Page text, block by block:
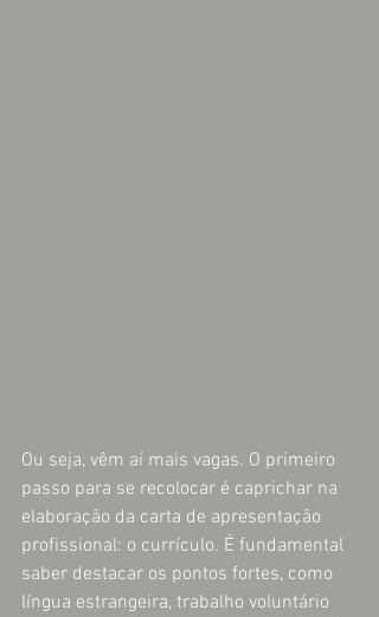
Ou seja, vêm aí mais vagas. O primeiro
passo para se recolocar é caprichar na
elaboração da carta de apresentação
profissional: o currículo. É fundamental
saber destacar os pontos fortes, como
língua estrangeira, trabalho voluntário